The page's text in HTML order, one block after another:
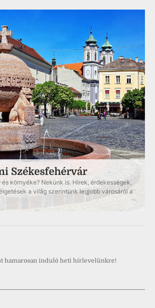
Székesfehérvár
környéke? Nekünk is. Hírek, érdekességek,
a világ szerintünk legjobb városáról a
hamarosan induló heti hírlevelünkre!